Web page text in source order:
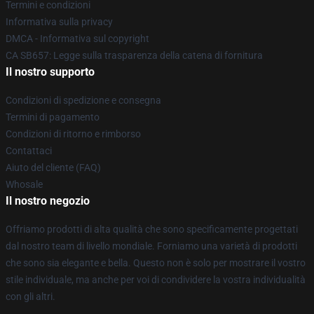
Termini e condizioni
Informativa sulla privacy
DMCA - Informativa sul copyright
CA SB657: Legge sulla trasparenza della catena di fornitura
Il nostro supporto
Condizioni di spedizione e consegna
Termini di pagamento
Condizioni di ritorno e rimborso
Contattaci
Aiuto del cliente (FAQ)
Whosale
Il nostro negozio
Offriamo prodotti di alta qualità che sono specificamente progettati
dal nostro team di livello mondiale. Forniamo una varietà di prodotti
che sono sia elegante e bella. Questo non è solo per mostrare il vostro
stile individuale, ma anche per voi di condividere la vostra individualità
con gli altri.